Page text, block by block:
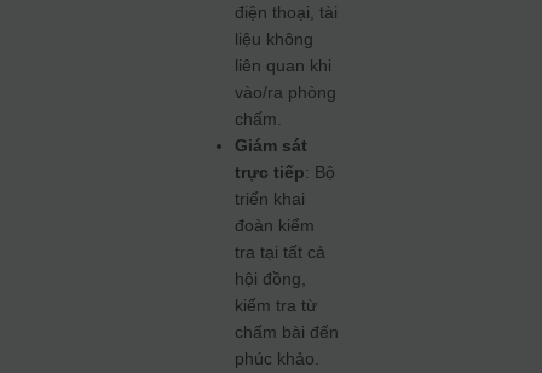
điện thoại, tài
liệu không
liên quan khi
vào/ra phòng
chấm.
Giám sát
trực tiếp: Bộ
triển khai
đoàn kiểm
tra tại tất cả
hội đồng,
kiểm tra từ
chấm bài đến
phúc khảo.